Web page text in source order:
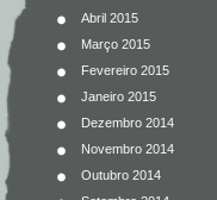
Abril 2015
Março 2015
Fevereiro 2015
Janeiro 2015
Dezembro 2014
Novembro 2014
Outubro 2014